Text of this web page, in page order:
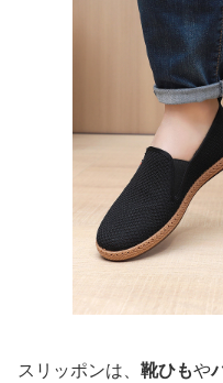
スリッポンは、 靴ひもや